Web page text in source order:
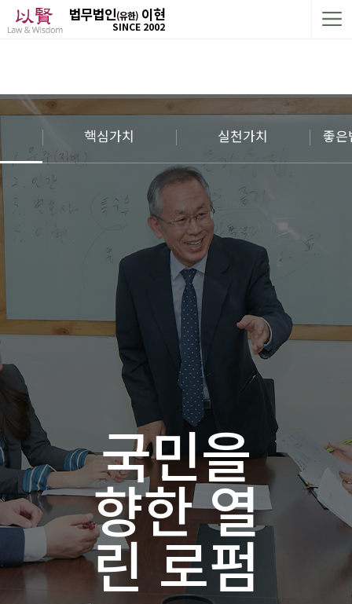
법무법인(유한) 이현
SINCE 2002
핵심가치 실천가치 좋은
국민을
향한 열
린 로펌